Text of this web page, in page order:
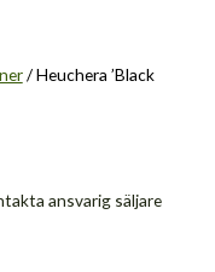
/ Heuchera ’Black
ansvarig säljare